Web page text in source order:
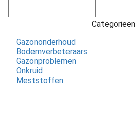
Categorieën
Gazononderhoud
Bodemverbeteraars
Gazonproblemen
Onkruid
Meststoffen